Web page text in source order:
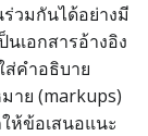
ร่วมกันได้อย่างมี
เอกสารอ้างอิง
ส่คำอธิบาย
าย (markups)
ห้ข้อเสนอแนะ